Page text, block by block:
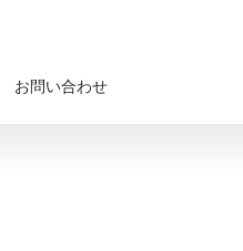
お問い合わせ